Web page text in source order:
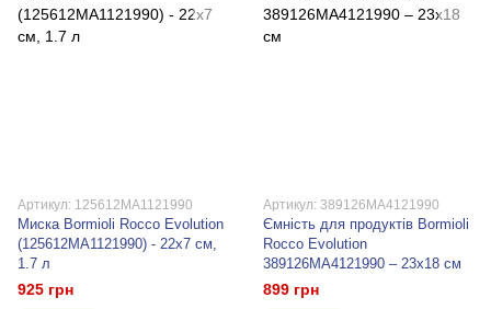
Артикул: 125612MA1121990
Миска Bormioli Rocco Evolution
(125612MA1121990) - 22х7 см,
1.7 л
925 грн
Артикул: 389126MA4121990
Ємність для продуктів Bormioli
Rocco Evolution
389126MA4121990 – 23х18 см
899 грн